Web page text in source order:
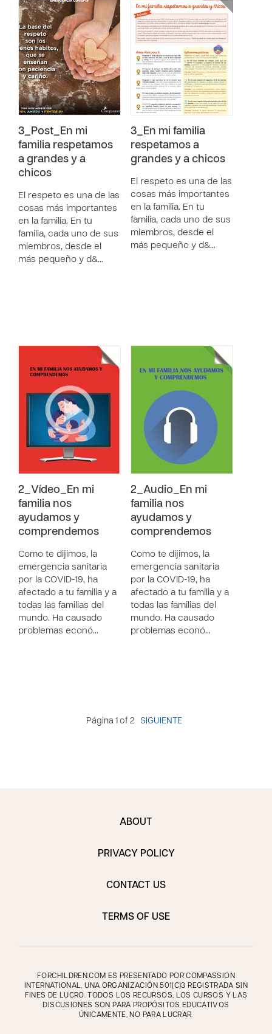
3_Post_En mi
familia respetamos
a grandes y a
chicos
El respeto es una de las
cosas más importantes
en la familia. En tu
familia, cada uno de sus
miembros, desde el
más pequeño y d&…
3_En mi familia
respetamos a
grandes y a chicos
El respeto es una de las
cosas más importantes
en la familia. En tu
familia, cada uno de sus
miembros, desde el
más pequeño y d&…
2_Vídeo_En mi
familia nos
ayudamos y
comprendemos
Como te dijimos, la
emergencia sanitaria
por la COVID-19, ha
afectado a tu familia y a
todas las familias del
mundo. Ha causado
problemas econó…
2_Audio_En mi
familia nos
ayudamos y
comprendemos
Como te dijimos, la
emergencia sanitaria
por la COVID-19, ha
afectado a tu familia y a
todas las familias del
mundo. Ha causado
problemas econó…
Página 1 of 2 SIGUIENTE
ABOUT
PRIVACY POLICY
CONTACT US
TERMS OF USE
FORCHILDREN.COM ES PRESENTADO POR COMPASSION
INTERNATIONAL, UNA ORGANIZACIÓN 501(C)3 REGISTRADA SIN
FINES DE LUCRO. TODOS LOS RECURSOS, LOS CURSOS Y LAS
DISCUSIONES SON PARA PROPÓSITOS EDUCATIVOS
ÚNICAMENTE, NO PARA LUCRAR.